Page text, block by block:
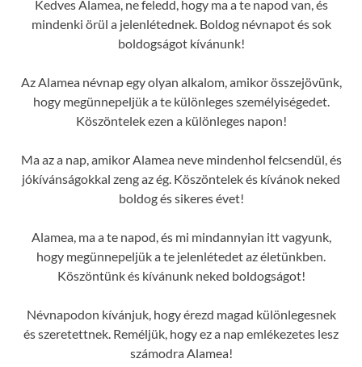
Kedves Alamea, ne feledd, hogy ma a te napod van, és
mindenki örül a jelenlétednek. Boldog névnapot és sok
boldogságot kívánunk!
Az Alamea névnap egy olyan alkalom, amikor összejövünk,
hogy megünnepeljük a te különleges személyiségedet.
Köszöntelek ezen a különleges napon!
Ma az a nap, amikor Alamea neve mindenhol felcsendül, és
jókívánságokkal zeng az ég. Köszöntelek és kívánok neked
boldog és sikeres évet!
Alamea, ma a te napod, és mi mindannyian itt vagyunk,
hogy megünnepeljük a te jelenlétedet az életünkben.
Köszöntünk és kívánunk neked boldogságot!
Névnapodon kívánjuk, hogy érezd magad különlegesnek
és szeretettnek. Reméljük, hogy ez a nap emlékezetes lesz
számodra Alamea!